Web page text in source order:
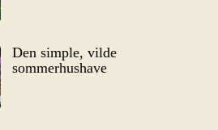
Den simple, vilde
sommerhushave